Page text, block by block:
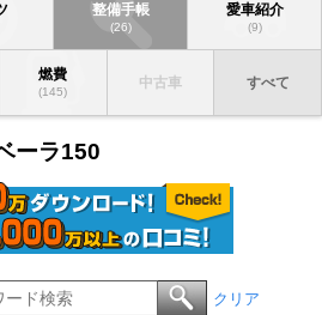
整備手帳
(26)
愛車紹介
(9)
燃費
(145)
中古車 すべて
ーラ150
クリア